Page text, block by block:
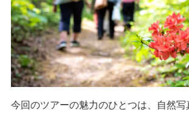
今回のツアーの魅力のひとつは、自然写